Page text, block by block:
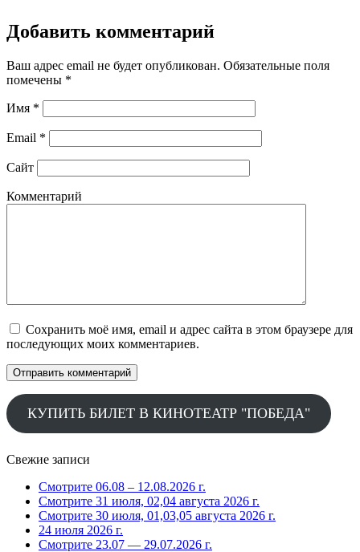
Добавить комментарий
Ваш адрес email не будет опубликован. Обязательные поля
помечены *
Имя *
Email *
Сайт
Комментарий
Сохранить моё имя, email и адрес сайта в этом браузере для
последующих моих комментариев.
КУПИТЬ БИЛЕТ В КИНОТЕАТР "ПОБЕДА"
Свежие записи
Смотрите 06.08 – 12.08.2026 г.
Смотрите 31 июля, 02,04 августа 2026 г.
Смотрите 30 июля, 01,03,05 августа 2026 г.
24 июля 2026 г.
Смотрите 23.07 — 29.07.2026 г.